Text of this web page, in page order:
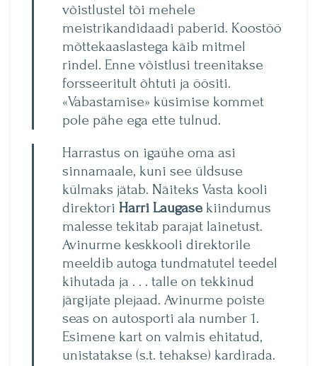
võistlustel tõi mehele
meistrikandidaadi paberid. Koostöö
mõttekaaslastega käib mitmel
rindel. Enne võistlusi treenitakse
forsseeritult õhtuti ja öösiti.
«Vabastamise» küsimise kommet
pole pähe ega ette tulnud.
Harrastus on igaühe oma asi
sinnamaale, kuni see üldsuse
külmaks jätab. Näiteks Vasta kooli
direktori Harri Laugase kiindumus
malesse tekitab parajat lainetust.
Avinurme keskkooli direktorile
meeldib autoga tundmatutel teedel
kihutada ja . . . talle on tekkinud
järgijate plejaad. Avinurme poiste
seas on autosporti ala number 1.
Esimene kart on valmis ehitatud,
unistatakse (s.t. tehakse) kardirada.